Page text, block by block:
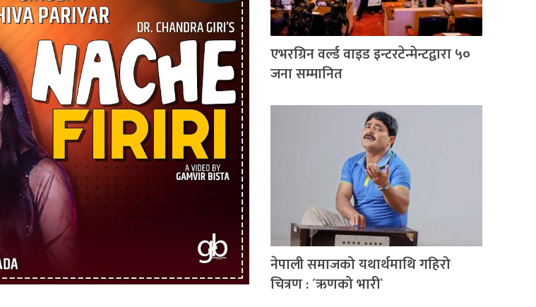
एभरग्रिन वर्ल्ड वाइड इन्टरटेन्मेन्टद्वारा ५०
जना सम्मानित
नेपाली समाजको यथार्थमाथि गहिरो
चित्रण : ´ऋणको भारी`